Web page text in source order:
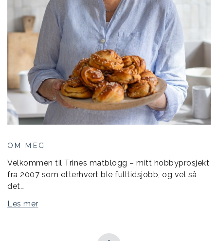
OM MEG
Velkommen til Trines matblogg – mitt hobbyprosjekt
fra 2007 som etterhvert ble fulltidsjobb, og vel så
det…
Les mer